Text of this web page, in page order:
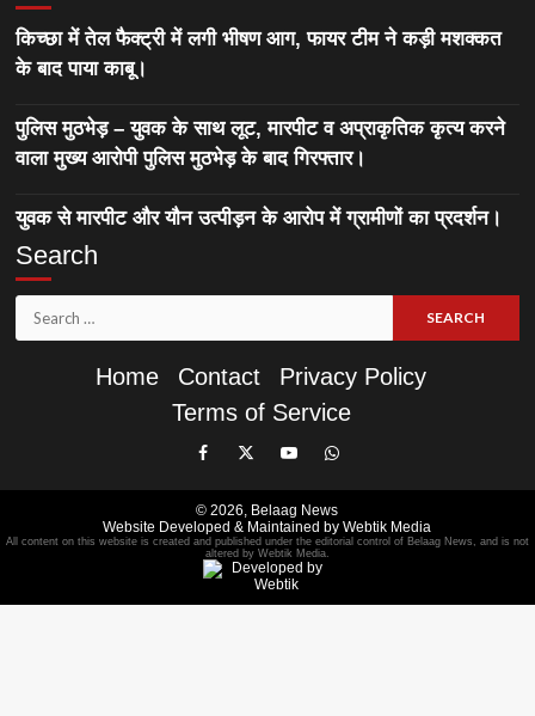
किच्छा में तेल फैक्ट्री में लगी भीषण आग, फायर टीम ने कड़ी मशक्कत
के बाद पाया काबू।
पुलिस मुठभेड़ – युवक के साथ लूट, मारपीट व अप्राकृतिक कृत्य करने
वाला मुख्य आरोपी पुलिस मुठभेड़ के बाद गिरफ्तार।
युवक से मारपीट और यौन उत्पीड़न के आरोप में ग्रामीणों का प्रदर्शन।
Search
Search
for:
Home
Contact
Privacy Policy
Terms of Service
Like
Facebook
Page
Follow
On
Twitter
Subscribe
YouTube
Channel
Join
WhatsApp
Group
© 2026, Belaag News
Website Developed & Maintained by Webtik Media
All content on this website is created and published under the editorial control of Belaag News, and is not
altered by Webtik Media.